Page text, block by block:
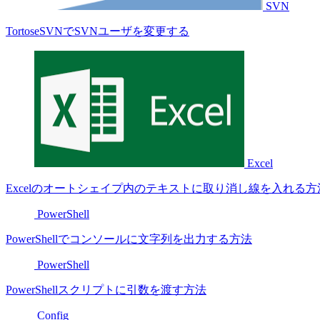
SVN
TortoseSVNでSVNユーザを変更する
Excel
Excelのオートシェイプ内のテキストに取り消し線を入れる方
PowerShell
PowerShellでコンソールに文字列を出力する方法
PowerShell
PowerShellスクリプトに引数を渡す方法
Config